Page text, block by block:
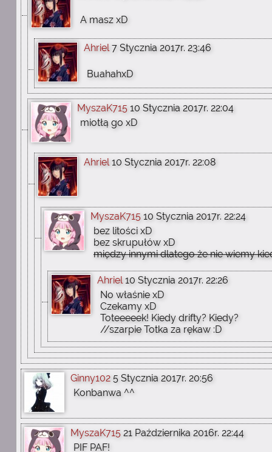
A masz xD
Ahriel 7 Stycznia 2017r. 23:46
BuahahxD
MyszaK715 10 Stycznia 2017r. 22:04
miotłą go xD
Ahriel 10 Stycznia 2017r. 22:08
MyszaK715 10 Stycznia 2017r. 22:24
bez litości xD
bez skrupułów xD
między innymi dlatego że nie wiemy
Ahriel 10 Stycznia 2017r. 22:26
No właśnie xD
Czekamy xD
Toteeeeek! Kiedy drifty? Kiedy?
//szarpie Totka za rękaw :D
Ginny102 5 Stycznia 2017r. 20:56
Konbanwa ^^
MyszaK715 21 Października 2016r. 22:44
PIF PAF!